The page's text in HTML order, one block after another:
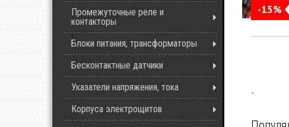
Промежуточные реле и
контакторы
Блоки питания, трансформаторы
Бесконтактные датчики
Указатели напряжения, тока
Корпуса электрощитов
-15%
-